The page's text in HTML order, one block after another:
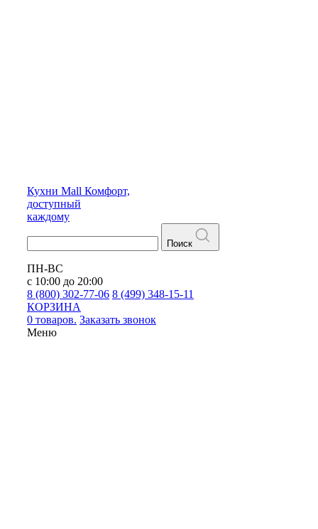
Кухни Mall Комфорт,
доступный
каждому
Поиск
ПН-ВС
с 10:00 до 20:00
8 (800) 302-77-06 8 (499) 348-15-11
КОРЗИНА
0 товаров. Заказать звонок
Меню